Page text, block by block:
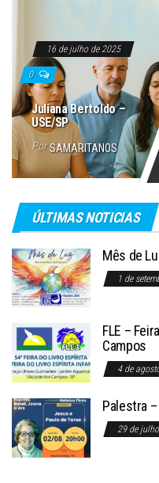
16 de julho de 2025
0
Juliana Bertoldo –
USE/SP
Por SAMARITANOS
ÚLTIMAS NOTICIAS
Mês de
1 de
FLE –
Campos
4 de
Palestra
29 de